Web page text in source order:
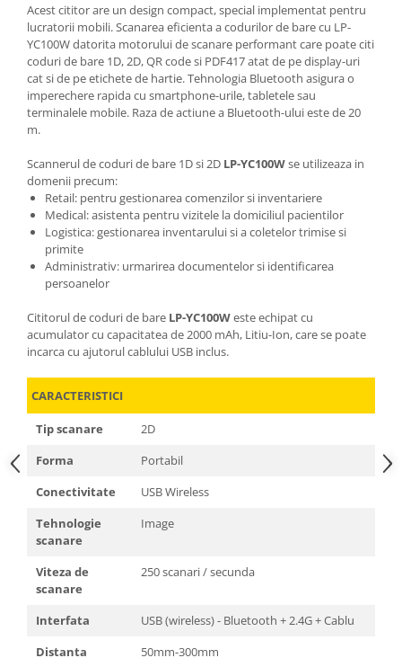
Acest cititor are un design compact, special implementat pentru
lucratorii mobili. Scanarea eficienta a codurilor de bare cu LP-
YC100W datorita motorului de scanare performant care poate citi
coduri de bare 1D, 2D, QR code si PDF417 atat de pe display-uri
cat si de pe etichete de hartie. Tehnologia Bluetooth asigura o
imperechere rapida cu smartphone-urile, tabletele sau
terminalele mobile. Raza de actiune a Bluetooth-ului este de 20
m.
Scannerul de coduri de bare 1D si 2D LP-YC100Wse utilizeaza in
domenii precum:
Retail: pentru gestionarea comenzilor si inventariere
Medical: asistenta pentru vizitele la domiciliul pacientilor
Logistica: gestionarea inventarului si a coletelor trimise si
primite
Administrativ: urmarirea documentelor si identificarea
persoanelor
Cititorul de coduri de bare LP-YC100Weste echipat cu
acumulator cu capacitatea de 2000 mAh, Litiu-Ion, care se poate
incarca cu ajutorul cablului USB inclus.
CARACTERISTICI
Tip scanare
2D
Forma
Portabil
Conectivitate
USB Wireless
Tehnologie
scanare
Image
Viteza de
scanare
250 scanari / secunda
Interfata
USB (wireless) - Bluetooth + 2.4G + Cablu
Distanta
50mm-300mm